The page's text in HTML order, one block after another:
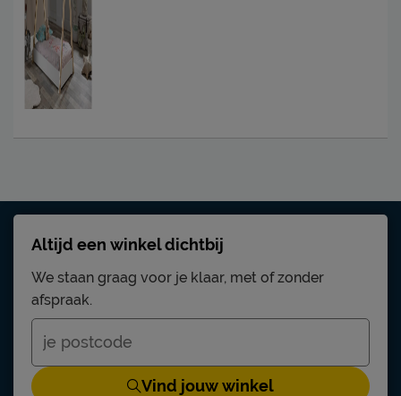
Altijd een winkel dichtbij
We staan graag voor je klaar, met of zonder
afspraak.
Vind jouw winkel